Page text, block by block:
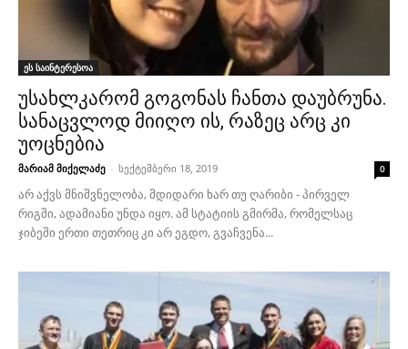
ეს საინტერესოა
უსახლკარომ გოგონას ჩანთა დაუბრუნა.
სანაცვლოდ მიიღო ის, რაზეც არც კი
უოცნებია
მარიამ მიქელაძე - სექტემბერი 18, 2019 0
არ აქვს მნიშვნელობა, მდიდარი ხარ თუ ღარიბი - პირველ
რიგში, ადამიანი უნდა იყო. ამ სტატიის გმირმა, რომელსაც
ჯიბეში ერთი თეთრიც კი არ ეგდო, გვაჩვენა...